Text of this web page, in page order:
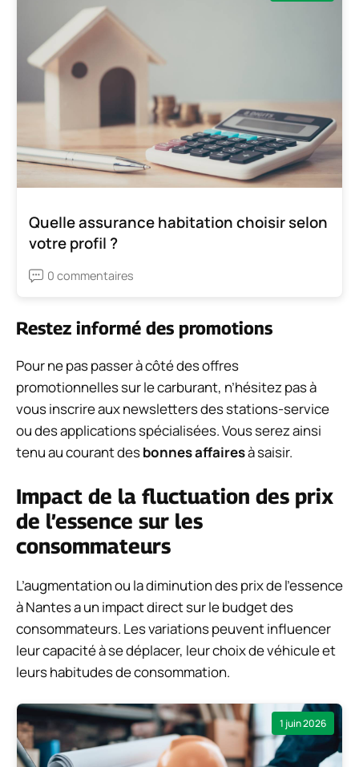
Quelle assurance habitation choisir selon
votre profil ?
0 commentaires
Restez informé des promotions
Pour ne pas passer à côté des offres
promotionnelles sur le carburant, n’hésitez pas à
vous inscrire aux newsletters des stations-service
ou des applications spécialisées. Vous serez ainsi
tenu au courant desbonnes affairesà saisir.
Impact de la fluctuation des prix
de l’essence sur les
consommateurs
L’augmentation ou la diminution des prix de l’essence
à Nantes a un impact direct sur le budget des
consommateurs. Les variations peuvent influencer
leur capacité à se déplacer, leur choix de véhicule et
leurs habitudes de consommation.
1 juin 2026